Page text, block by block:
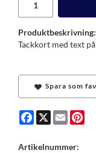
Produktbeskrivning:
Tackkort med text
Spara som
Facebook
X Email
Artikelnummer: